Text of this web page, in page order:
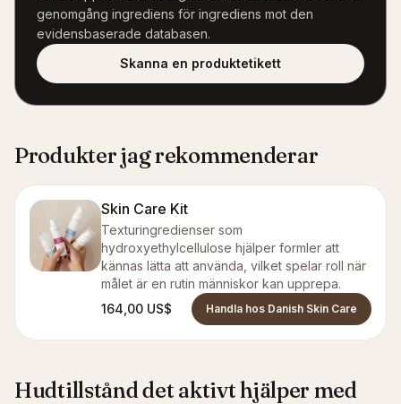
genomgång ingrediens för ingrediens mot den
evidensbaserade databasen.
Skanna en produktetikett
Produkter jag rekommenderar
Skin Care Kit
Texturingredienser som
hydroxyethylcellulose hjälper formler att
kännas lätta att använda, vilket spelar roll när
målet är en rutin människor kan upprepa.
164,00 US$
Handla hos Danish Skin Care
Hudtillstånd det aktivt hjälper med